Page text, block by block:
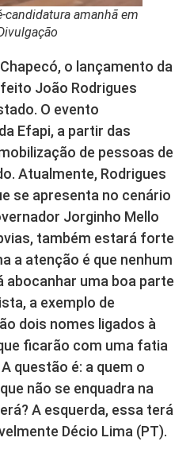
candidatura amanhã em
o lançamento da
João Rodrigues
O evento
Efapi, a partir das
de pessoas de
Atualmente, Rodrigues
se apresenta no cenário
Jorginho Mello
também estará forte
a atenção é que nenhum
uma boa parte
a exemplo de
dois nomes ligados à
ficarão com uma fatia
questão é: a quem o
não se enquadra na
A esquerda, essa terá
Décio Lima (PT).